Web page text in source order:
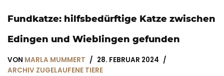
Fundkatze: hilfsbedürftige Katze zwischen
Edingen und Wieblingen gefunden
VON MARLA MUMMERT
28. FEBRUAR 2024
ARCHIV ZUGELAUFENE TIERE